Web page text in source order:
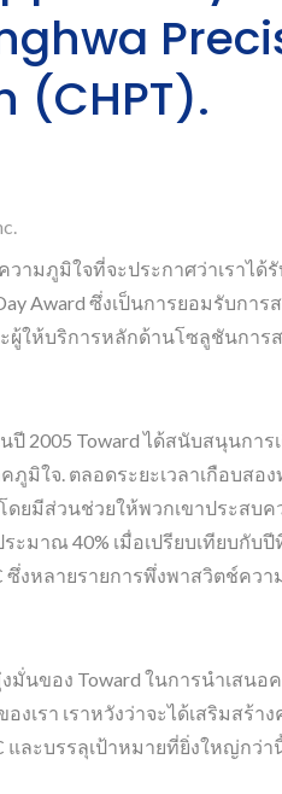
(CHPT).
วามภูมิใจที่จะประกาศว่าเราได้
Award ซึ่งเป็นการยอมรับกา
ะผู้ให้บริการหลักด้านโซลูชันการ
นปี 2005 Toward ได้สนับสนุน
มิใจ. ตลอดระยะเวลาเกือบส
ยมีส่วนช่วยให้พวกเขาประสบ
ะมาณ 40% เมื่อเปรียบเทียบกั
ซึ่งหลายรายการพึ่งพาสวิตช์ค
มั่นของ Toward ในการนำเสน
งเรา เราหวังว่าจะได้เสริมสร้
และบรรลุเป้าหมายที่ยิ่งใหญ่กว่